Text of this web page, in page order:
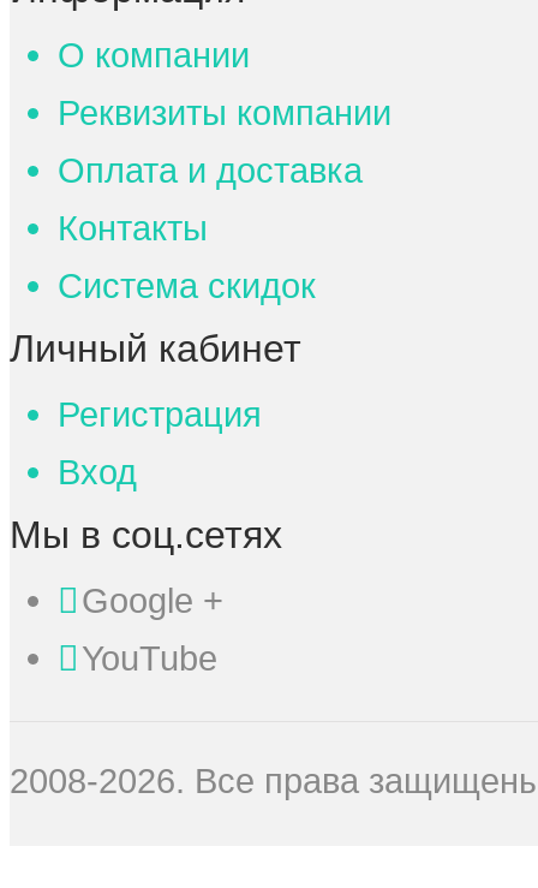
О компании
Реквизиты компании
Оплата и доставка
Контакты
Система скидок
Личный кабинет
Регистрация
Вход
Мы в соц.сетях
Google +
YouTube
2008-2026. Все права